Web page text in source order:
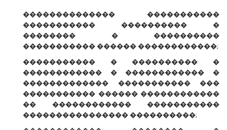
�������������� �����������
����������� ���������� �
�������� � ����������
����������� ������ ������������;
����������� � ���������� �
������������ � ������������ �
������������� ����������� ���
����������� ������ ������������
�� ������������ �����������
���������������� ����������;